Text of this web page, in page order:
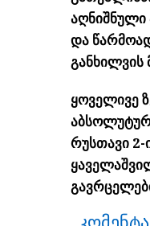
აღნიშნული
და
განხილვის
ყოველივე
რუსთავი 2-